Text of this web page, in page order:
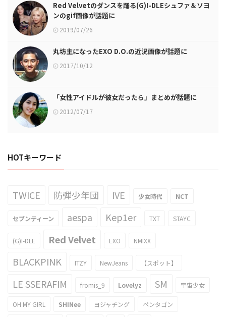
Red Velvetのダンスを踊る(G)I-DLEシュファ＆ソヨ
ンのgif画像が話題に
2019/07/26
丸坊主になったEXO D.O.の近況画像が話題に
2017/10/12
「女性アイドルが彼女だったら」まとめが話題に
2012/07/17
HOTキーワード
TWICE 防弾少年団 IVE 少女時代 NCT
セブンティーン aespa Kep1er TXT STAYC
(G)I-DLE Red Velvet EXO NMIXX
BLACKPINK ITZY NewJeans 【スポット】
LE SSERAFIM fromis_9 Lovelyz SM 宇宙少女
OH MY GIRL SHINee ヨジャチング ペンタゴン